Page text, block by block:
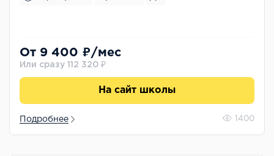
От 9 400 ₽/мес
Или сразу 112 320 ₽
На сайт школы
Подробнее 1400